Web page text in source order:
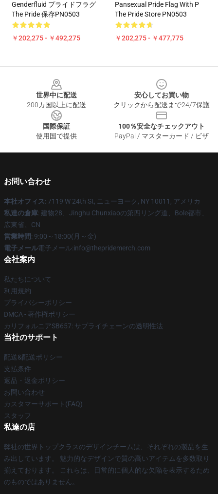
Genderfluid プライドフラグ
The Pride 保存PN0503
￥202,275 - ￥492,275
Pansexual Pride Flag With P
The Pride Store PN0503
￥202,275 - ￥477,775
世界中に配送
200カ国以上に配送
安心してお買い物
クリックから配送まで24/7保護
国際保証
使用国で提供
100％安全なチェックアウト
PayPal / マスターカード / ビザ
お問い合わせ
本社オフィス: 7119 W 24th St, ニューヨーク, NY 10011, アメリカ
私達の倉庫: 建物28、Jinghu Chunxiaoの第四リング道、Bole都市、
広東省、CN
営業時間: 9:00～18:00(月～金)
電子メール電子メール:info@thepridemerch.com
会社案内
私たちについて
利用規約
プライバシーポリシー
DMCA - 著作権ポリシー
カリフォルニアSB657: サプライチェーンの透明性法
当社のサポート
配送&配送ポリシー
支払条件
返品・返金ポリシー
お問い合わせ
カスタマーサポート(FAQ)
スタッフ
私達の店
弊社の世界トップクラスのデザインチームは、それぞれの製品を生
み出しています。 魅力的なデザインで質の高いアイテムを多数取り
揃えております。 これらは、日常的に個人的な欠陥を表示するため
のものではありません。